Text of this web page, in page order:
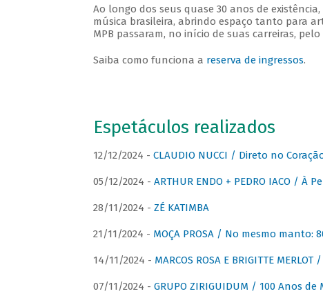
Ao longo dos seus quase 30 anos de existência,
música brasileira, abrindo espaço tanto para
MPB passaram, no início de suas carreiras,
Saiba como funciona a reserva de ingressos.
Espetáculos realizados
12/12/2024 - CLAUDIO NUCCI / Direto no
05/12/2024 - ARTHUR ENDO + PEDRO IACO / À
28/11/2024 - ZÉ KATIMBA
21/11/2024 - MOÇA PROSA / No mesmo manto:
14/11/2024 - MARCOS ROSA E BRIGITTE
07/11/2024 - GRUPO ZIRIGUIDUM / 100 Anos de